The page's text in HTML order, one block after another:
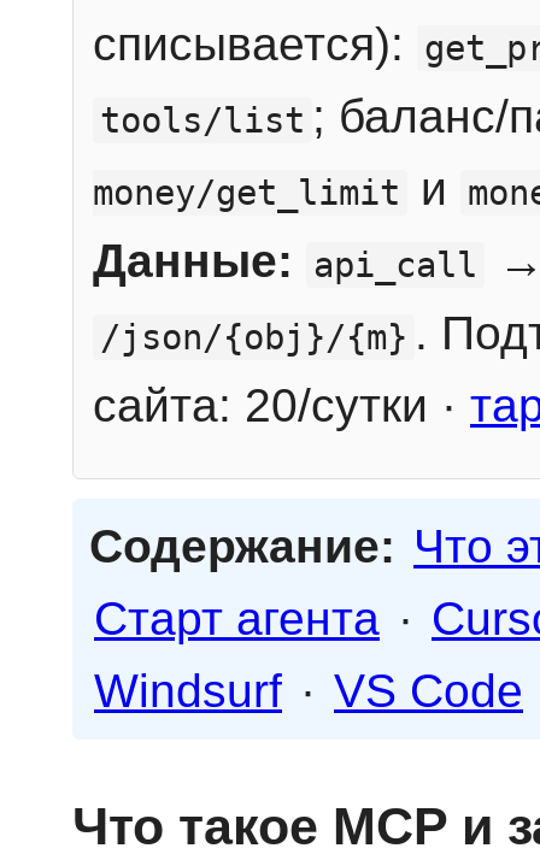
списывается):
tools/list ; баланс/
money/get_limit и
Данные: api_call
/json/{obj}/{m} .
сайта: 20/сутки ·
Содержание: Что
Старт агента ·
Windsurf · VS Code
Что такое MCP и